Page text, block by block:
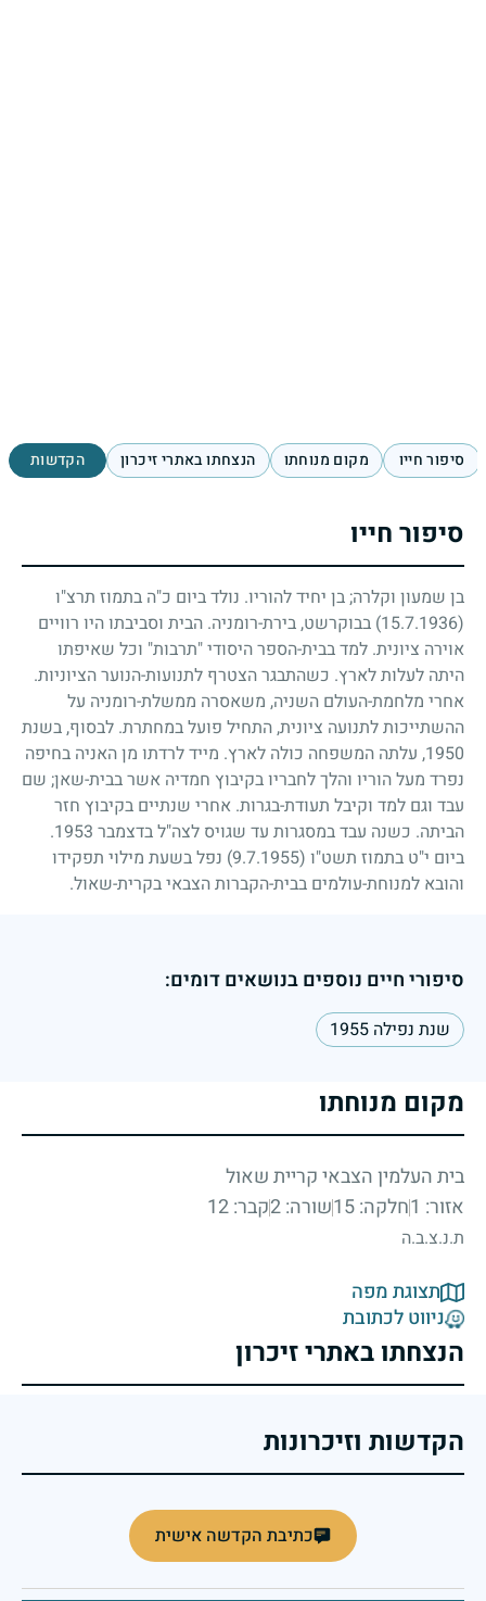
סיפור חייו מקום מנוחתו הנצחתו באתרי זיכרון הקדשות
סיפור חייו
בן שמעון וקלרה;בן יחיד להוריו. נולד ביום כ"ה בתמוז תרצ"ו
(15.7.1936)
בבוקרשט, בירת-רומניה. הבית וסביבתו היו רוויים
אוירה ציונית. למד בבית-הספר היסודי "תרבות" וכל שאיפתו
היתה לעלות לארץ. כשהתבגר הצטרף לתנועות-הנוער הציוניות.
אחרי מלחמת-העולם השניה, משאסרה ממשלת-רומניה על
ההשתייכות לתנועה ציונית, התחיל פועל במחתרת. לבסוף, בשנת
1950, עלתה המשפחה כולה לארץ. מייד לרדתו מן האניה בחיפה
נפרד מעל הוריו והלך לחבריו בקיבוץ חמדיה אשר בבית-שאן; שם
עבד וגם למד וקיבל תעודת-בגרות. אחרי שנתיים בקיבוץ חזר
הביתה. כשנה עבד במסגרות עד שגויס לצה"ל בדצמבר 1953
.
ביום י"ט בתמוז תשט"ו (9.7.1955)
נפל בשעת מילוי תפקידו
והובא למנוחת-עולמים בבית-הקברות הצבאי בקרית-שאול.
סיפורי חיים נוספים בנושאים דומים:
שנת נפילה 1955
מקום מנוחתו
בית העלמין הצבאי קריית שאול
אזור: 1
חלקה: 15 שורה: 2 קבר: 12
ת.נ.צ.ב.ה
תצוגת מפה
ניווט לכתובת
הנצחתו באתרי זיכרון
הקדשות וזיכרונות
כתיבת הקדשה אישית